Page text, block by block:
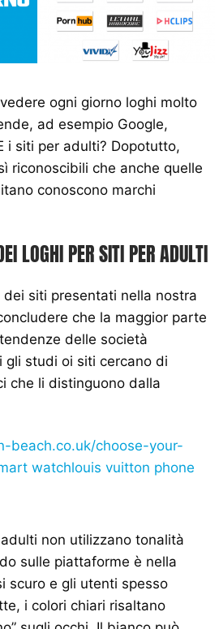
ogni giorno loghi molto
ad esempio Google,
i siti per adulti? Dopotutto,
riconoscibili che anche quelle
conoscono marchi
LOGHI PER SITI PER ADULTI
dei siti presentati nella nostra
che la maggior parte
delle società
gli studi oi siti cercano di
che li distinguono dalla
beach.co.uk/choose-your-
watchlouis vuitton phone
non utilizzano tonalità
sulle piattaforme è nella
scuro e gli utenti spesso
i colori chiari risaltano